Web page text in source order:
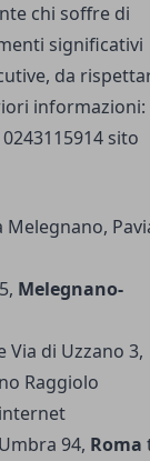
chi soffre di
significativi
da
informazioni:
sito
Melegnano-
Via di Uzzano 3,
Raggiolo
94, Roma